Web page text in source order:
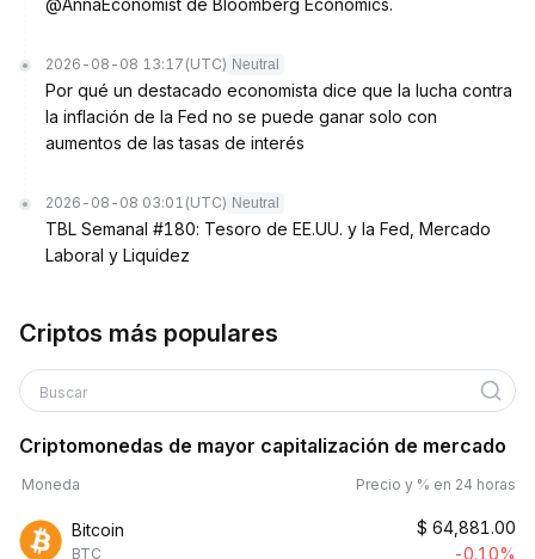
@AnnaEconomist de Bloomberg Economics.
2026-08-08 13:17 (UTC) Neutral
Por qué un destacado economista dice que la lucha contra
la inflación de la Fed no se puede ganar solo con
aumentos de las tasas de interés
2026-08-08 03:01 (UTC) Neutral
TBL Semanal #180: Tesoro de EE.UU. y la Fed, Mercado
Laboral y Liquidez
Criptos más populares
Buscar
Criptomonedas de mayor capitalización de mercado
Moneda Precio y % en 24 horas
Bitcoin
BTC
$ 64,881.00
-0.10%